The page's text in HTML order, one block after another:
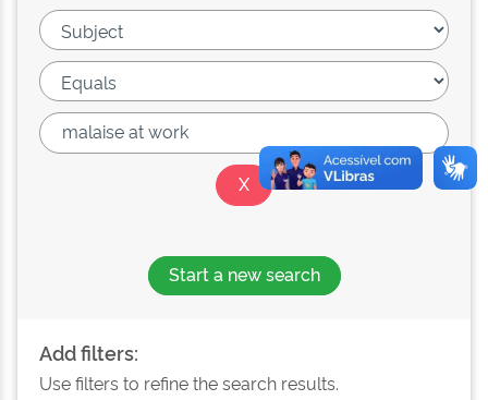
Start a new search
Add filters:
Use filters to refine the search results.